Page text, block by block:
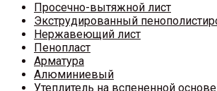
Просечно-вытяжной лист
Экструдированный
Нержавеющий лист
Пенопласт
Арматура
Алюминиевый
Утеплитель на вспененной основе